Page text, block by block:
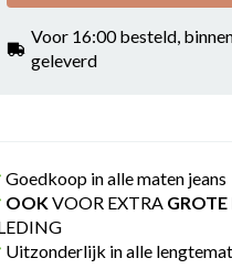
Voor 16:00 besteld,
geleverd
Goedkoop in alle maten jeans
OOKVOOR EXTRA
Uitzonderlijk in alle